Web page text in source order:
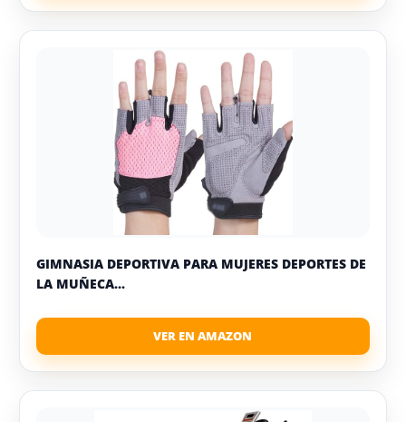
GIMNASIA DEPORTIVA PARA MUJERES DEPORTES DE
LA MUÑECA...